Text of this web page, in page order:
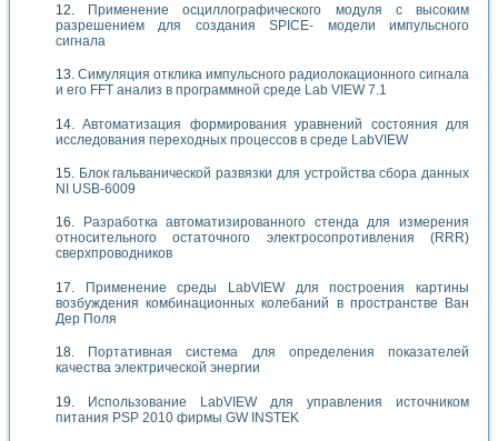
Применение осциллографического модуля с высоким
разрешением для создания SPICE- модели импульсного
сигнала
Симуляция отклика импульсного радиолокационного сигнала
и его FFT анализ в программной среде Lab VIEW 7.1
Автоматизация формирования уравнений состояния для
исследования переходных процессов в среде LabVIEW
Блок гальванической развязки для устройства сбора данных
NI USB-6009
Разработка автоматизированного стенда для измерения
относительного остаточного электросопротивления (RRR)
сверхпроводников
Применение среды LabVIEW для построения картины
возбуждения комбинационных колебаний в пространстве Ван
Дер Поля
Портативная система для определения показателей
качества электрической энергии
Использование LabVIEW для управления источником
питания PSP 2010 фирмы GW INSTEK